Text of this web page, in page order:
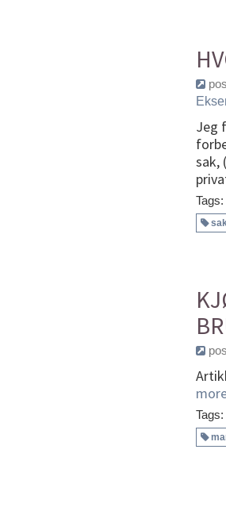
Jeg
sak,
Tags:
Tags: